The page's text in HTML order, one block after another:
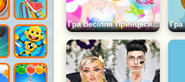
Гра Весілля Принцеси Одягалка